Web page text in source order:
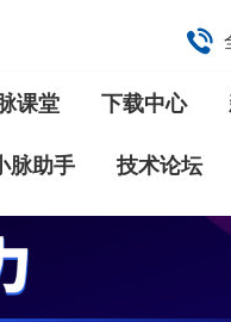
课堂 下载中心
脉助手 技术论坛